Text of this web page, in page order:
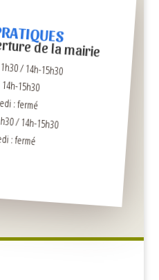
de la mairie
/ 14h-15h30
15h30
: fermé
/ 14h-15h30
: fermé